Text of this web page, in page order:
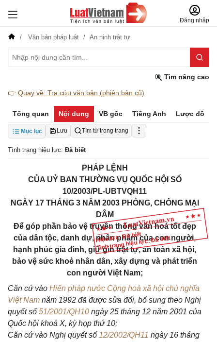
Đăng nhập
Văn bản pháp luật An ninh trật tự
Tìm nâng cao
👉 Quay về: Tra cứu văn bản (phiên bản cũ)
Tổng quan Nội dung VB gốc Tiếng Anh Lược đồ
Mục lục Lưu Tìm từ trong trang
Tình trạng hiệu lực: Đã biết
Hiệu lực: Đã biết
Tình trạng hiệu lực: Đã biết
PHÁP LỆNH
CỦA UỶ BAN THƯỜNG VỤ QUỐC HỘI SỐ
10/2003/PL-UBTVQH11
NGÀY 17 THÁNG 3 NĂM 2003 PHÒNG, CHỐNG MẠI
DÂM
Để góp phần bảo vệ truyền thống văn hoá tốt đẹp
của dân tộc, danh dự, nhân phẩm của con người,
hạnh phúc gia đình, giữ gìn trật tự, an toàn xã hội,
bảo vệ sức khoẻ nhân dân, xây dựng và phát triển
con người Việt Nam;
Căn cứ vào Hiến pháp nước Cộng hoà xã hội chủ nghĩa
Việt Nam năm 1992 đã được sửa đổi, bổ sung theo Nghị
quyết số 51/2001/QH10 ngày 25 tháng 12 năm 2001 của
Quốc hội khoá X, kỳ họp thứ 10;
Căn cứ vào Nghị quyết số 12/2002/QH11 ngày 16 tháng